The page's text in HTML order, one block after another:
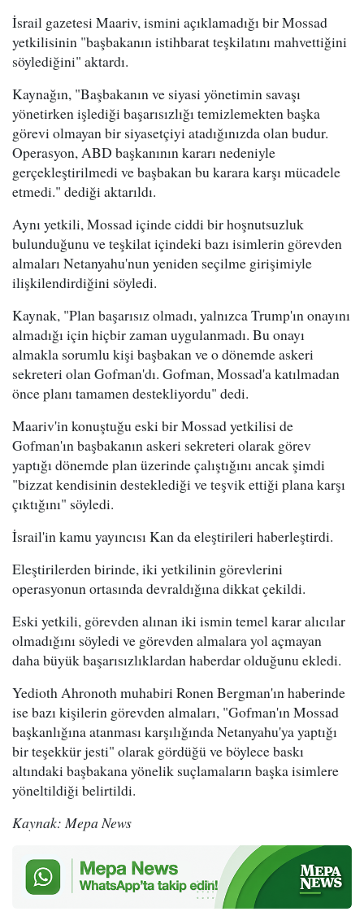
İsrail gazetesi Maariv, ismini açıklamadığı bir Mossad
yetkilisinin "başbakanın istihbarat teşkilatını mahvettiğini
söylediğini" aktardı.
Kaynağın, "Başbakanın ve siyasi yönetimin savaşı
yönetirken işlediği başarısızlığı temizlemekten başka
görevi olmayan bir siyasetçiyi atadığınızda olan budur.
Operasyon, ABD başkanının kararı nedeniyle
gerçekleştirilmedi ve başbakan bu karara karşı mücadele
etmedi." dediği aktarıldı.
Aynı yetkili, Mossad içinde ciddi bir hoşnutsuzluk
bulunduğunu ve teşkilat içindeki bazı isimlerin görevden
almaları Netanyahu'nun yeniden seçilme girişimiyle
ilişkilendirdiğini söyledi.
Kaynak, "Plan başarısız olmadı, yalnızca Trump'ın onayını
almadığı için hiçbir zaman uygulanmadı. Bu onayı
almakla sorumlu kişi başbakan ve o dönemde askeri
sekreteri olan Gofman'dı. Gofman, Mossad'a katılmadan
önce planı tamamen destekliyordu" dedi.
Maariv'in konuştuğu eski bir Mossad yetkilisi de
Gofman'ın başbakanın askeri sekreteri olarak görev
yaptığı dönemde plan üzerinde çalıştığını ancak şimdi
"bizzat kendisinin desteklediği ve teşvik ettiği plana karşı
çıktığını" söyledi.
İsrail'in kamu yayıncısı Kan da eleştirileri haberleştirdi.
Eleştirilerden birinde, iki yetkilinin görevlerini
operasyonun ortasında devraldığına dikkat çekildi.
Eski yetkili, görevden alınan iki ismin temel karar alıcılar
olmadığını söyledi ve görevden almalara yol açmayan
daha büyük başarısızlıklardan haberdar olduğunu ekledi.
Yedioth Ahronoth muhabiri Ronen Bergman'ın haberinde
ise bazı kişilerin görevden almaları, "Gofman'ın Mossad
başkanlığına atanması karşılığında Netanyahu'ya yaptığı
bir teşekkür jesti" olarak gördüğü ve böylece baskı
altındaki başbakana yönelik suçlamaların başka isimlere
yöneltildiği belirtildi.
Kaynak: Mepa News